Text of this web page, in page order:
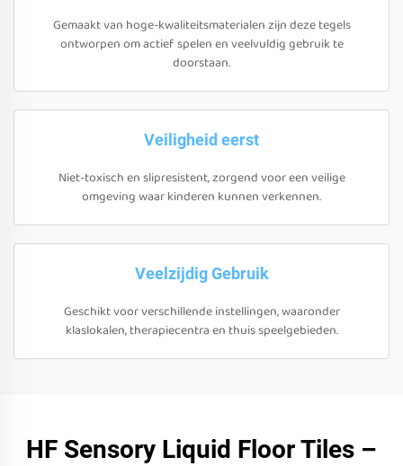
Gemaakt van hoge-kwaliteitsmaterialen zijn deze tegels
ontworpen om actief spelen en veelvuldig gebruik te
doorstaan.
Veiligheid eerst
Niet-toxisch en slipresistent, zorgend voor een veilige
omgeving waar kinderen kunnen verkennen.
Veelzijdig Gebruik
Geschikt voor verschillende instellingen, waaronder
klaslokalen, therapiecentra en thuis speelgebieden.
HF Sensory Liquid Floor Tiles –